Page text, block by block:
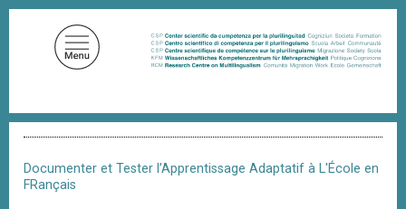
D
a
d
Documenter et Tester l’Apprentissage Adaptatif à L'École en
FRançais